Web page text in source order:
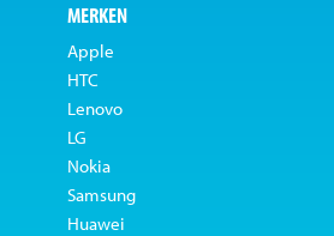
MERKEN
Apple
HTC
Lenovo
LG
Nokia
Samsung
Huawei